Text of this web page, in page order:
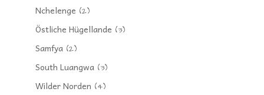
Nchelenge (2)
Östliche Hügellande (3)
Samfya(2)
South Luangwa(3)
Wilder Norden (4)